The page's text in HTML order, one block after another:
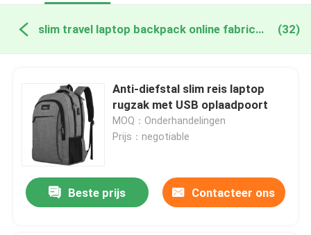
slim travel laptop backpack online fabricage (32)
Anti-diefstal slim reis laptop
rugzak met USB oplaadpoort
MOQ：Onderhandelingen
Prijs：negotiable
Beste prijs Contacteer ons